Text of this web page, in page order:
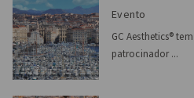
Evento
GC Aesthetics®
patrocinador ...